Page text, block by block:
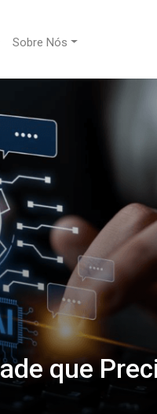
Sobre Nós
que